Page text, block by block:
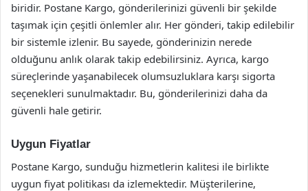
biridir. Postane Kargo, gönderilerinizi güvenli bir şekilde
taşımak için çeşitli önlemler alır. Her gönderi, takip edilebilir
bir sistemle izlenir. Bu sayede, gönderinizin nerede
olduğunu anlık olarak takip edebilirsiniz. Ayrıca, kargo
süreçlerinde yaşanabilecek olumsuzluklara karşı sigorta
seçenekleri sunulmaktadır. Bu, gönderilerinizi daha da
güvenli hale getirir.
Uygun Fiyatlar
Postane Kargo, sunduğu hizmetlerin kalitesi ile birlikte
uygun fiyat politikası da izlemektedir. Müşterilerine,